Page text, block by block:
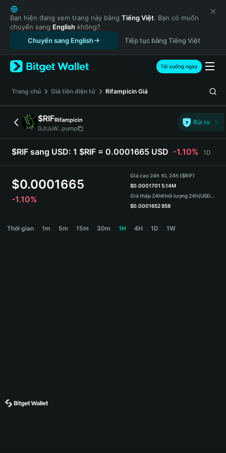
English
日本語
Tiếng Việt
Русский
Español (Latinoamérica)
Türkçe
Français
Deutsch
简体中文
繁體中文
Português (Portugal)
Bahasa Indonesia
ภาษาไทย
Español
Español (Argentina)
Bạn hiện đang xem trang này bằng Tiếng Việt. Bạn có muốn
chuyển sang English không?
Chuyển sang English
Tiếp tục bằng Tiếng Việt
Tải xuống ngay
‌Trang chủ Giá tiền điện tử Rifampicin Giá
$RIFRifampicin
GJtJuW...pump
Rủi ro
$RIF sang USD: 1 $RIF = 0.0001665 USD -1.10% 1D
$0.0001665
-1.10%
Giá cao 24h
$0.0001701
Giá thấp 24h
$0.0001652
KL 24h ($RIF)
5.14M
Khối lượng 24h(USDT)
858
Thời gian 1m 5m 15m 30m 1H 4H 1D 1W